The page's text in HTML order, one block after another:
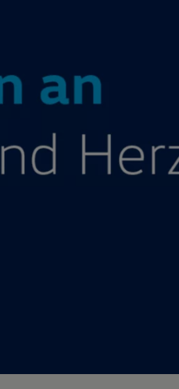
Zubehör
und Elektronik